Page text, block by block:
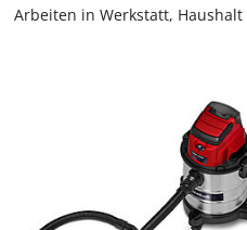
Arbeiten in Werkstatt, Haushalt